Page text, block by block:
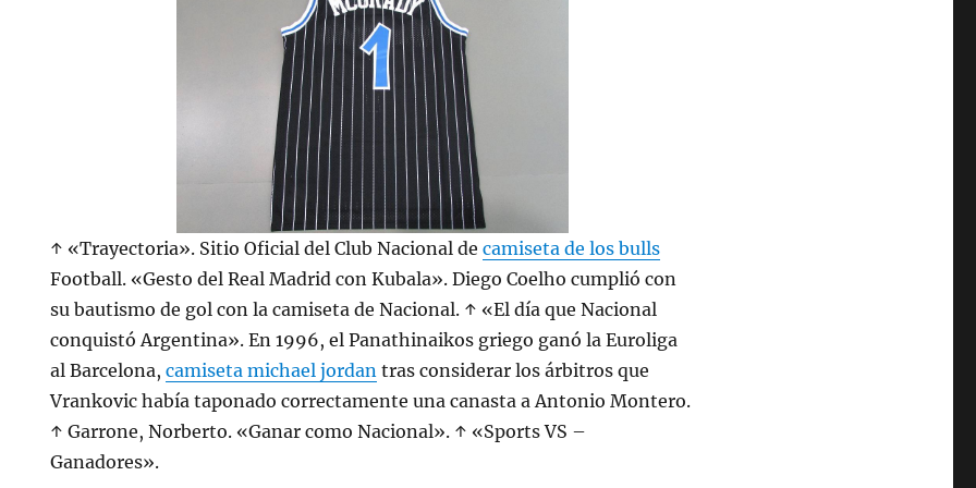
↑ «Trayectoria». Sitio Oficial del Club Nacional decamiseta de los bulls
Football. «Gesto del Real Madrid con Kubala». Diego Coelho cumplió con
su bautismo de gol con la camiseta de Nacional. ↑ «El día que Nacional
conquistó Argentina». En 1996, el Panathinaikos griego ganó la Euroliga
al Barcelona,camiseta michael jordan tras considerar los árbitros que
Vrankovic había taponado correctamente una canasta a Antonio Montero.
↑ Garrone, Norberto. «Ganar como Nacional». ↑ «Sports VS –
Ganadores».